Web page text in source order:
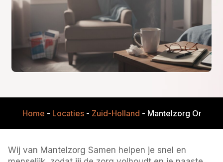
Home - Locaties- Zuid-Holland - Mantelzorg
Wij van Mantelzorg Samen helpen je snel en